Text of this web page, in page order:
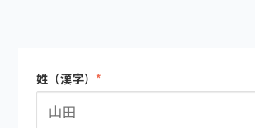
姓（漢字） *